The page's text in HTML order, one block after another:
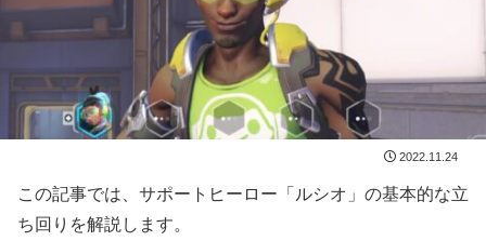
2022.11.24
この記事では、サポートヒーロー「ルシオ」の基本的な立
ち回りを解説します。